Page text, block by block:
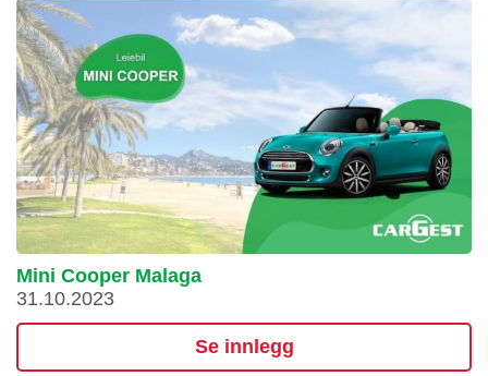
Mini Cooper Malaga
31.10.2023
Se innlegg